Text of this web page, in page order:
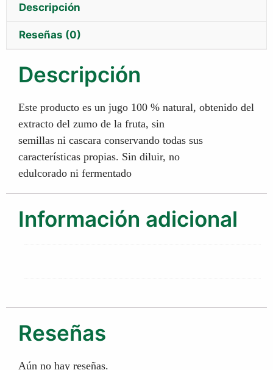
Descripción
Reseñas (0)
Descripción
Este producto es un jugo 100 % natural, obtenido del
extracto del zumo de la fruta, sin
semillas ni cascara conservando todas sus
características propias. Sin diluir, no
edulcorado ni fermentado
Información adicional
Reseñas
Aún no hay reseñas.